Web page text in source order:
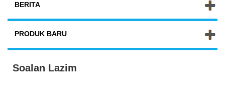
BERITA
PRODUK BARU
Soalan Lazim